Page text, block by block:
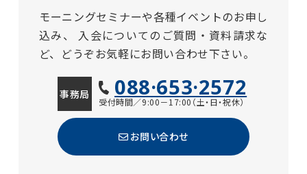
モーニングセミナーや各種イベントのお申し
込み、
入会についてのご質問・資料請求な
ど、どうぞお気軽にお問い合わせ下さい。
事務局 088·653·2572
受付時間／9:00－17:00（土・日・祝休）
お問い合わせ